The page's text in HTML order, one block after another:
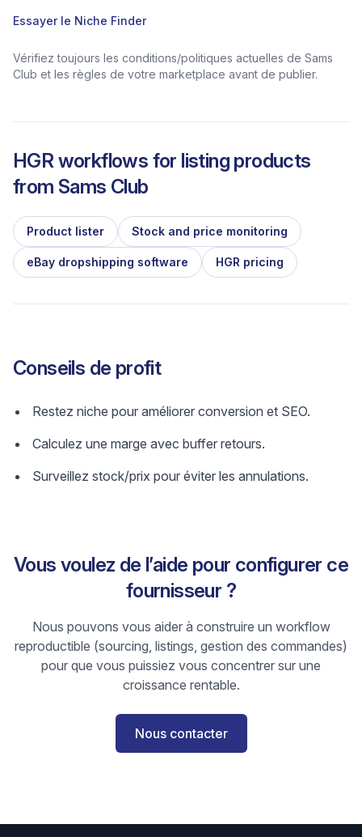
Essayer le Niche Finder
Vérifiez toujours les conditions/politiques actuelles de Sams
Club et les règles de votre marketplace avant de publier.
HGR workflows for listing products
from Sams Club
Product lister Stock and price monitoring
eBay dropshipping software HGR pricing
Conseils de profit
Restez niche pour améliorer conversion et SEO.
Calculez une marge avec buffer retours.
Surveillez stock/prix pour éviter les annulations.
Vous voulez de l’aide pour configurer ce
fournisseur ?
Nous pouvons vous aider à construire un workflow
reproductible (sourcing, listings, gestion des commandes)
pour que vous puissiez vous concentrer sur une
croissance rentable.
Nous contacter